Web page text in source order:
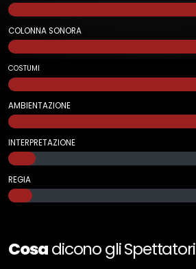
COLONNA SONORA
COSTUMI
AMBIENTAZIONE
INTERPRETAZIONE
REGIA
Cosadicono gli Spettatori